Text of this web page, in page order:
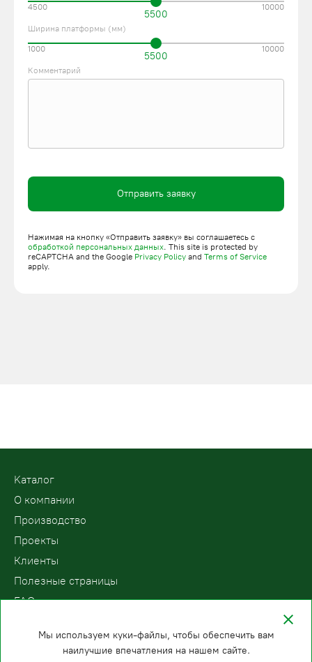
5500
4500 10000
Ширина платформы (мм)
5500
1000 10000
Комментарий
Отправить заявку
Нажимая на кнопку «Отправить заявку» вы соглашаетесь с
обработкой персональных данных. This site is protected by
reCAPTCHA and the Google Privacy Policy and Terms of Service
apply.
Kаталог
О компании
Производство
Проекты
Клиенты
Полезные страницы
FAQ
Мы используем куки-файлы, чтобы обеспечить вам
наилучшие впечатления на нашем сайте.